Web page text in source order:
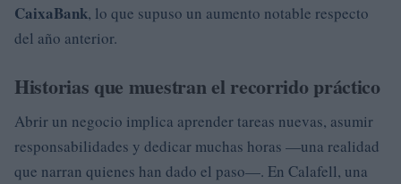
CaixaBank, lo que supuso un aumento notable respecto
del año anterior.
Historias que muestran el recorrido práctico
Abrir un negocio implica aprender tareas nuevas, asumir
responsabilidades y dedicar muchas horas —una realidad
que narran quienes han dado el paso—. En Calafell, una